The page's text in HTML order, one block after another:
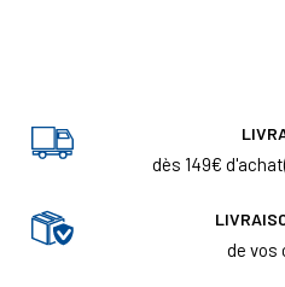
dès 149€
de vos